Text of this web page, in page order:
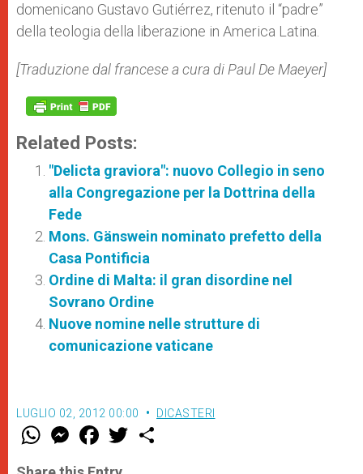
domenicano Gustavo Gutiérrez, ritenuto il “padre”
della teologia della liberazione in America Latina.
[Traduzione dal francese a cura di Paul De Maeyer]
Related Posts:
"Delicta graviora": nuovo Collegio in seno
alla Congregazione per la Dottrina della
Fede
Mons. Gänswein nominato prefetto della
Casa Pontificia
Ordine di Malta: il gran disordine nel
Sovrano Ordine
Nuove nomine nelle strutture di
comunicazione vaticane
LUGLIO 02, 2012 00:00 DICASTERI
W
t
M
e
s
F
a
e
w